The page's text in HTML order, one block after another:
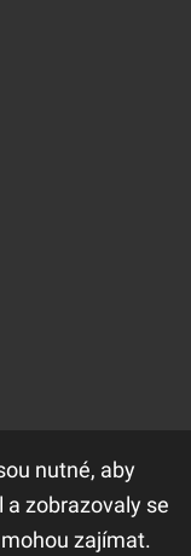
nutné, aby
a zobrazovaly se
zajímat.